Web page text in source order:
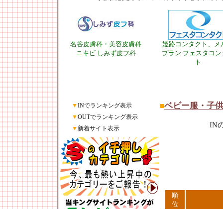
名谷皮膚科・美容皮膚科
ニキビ しみず皮フ科
姫路コンタクト、メ
プラン フェスタコン
ト
▼INでランキング表示
▼OUTでランキング表示
▼新着サイト表示
■ベビー服・子
IN
順
位